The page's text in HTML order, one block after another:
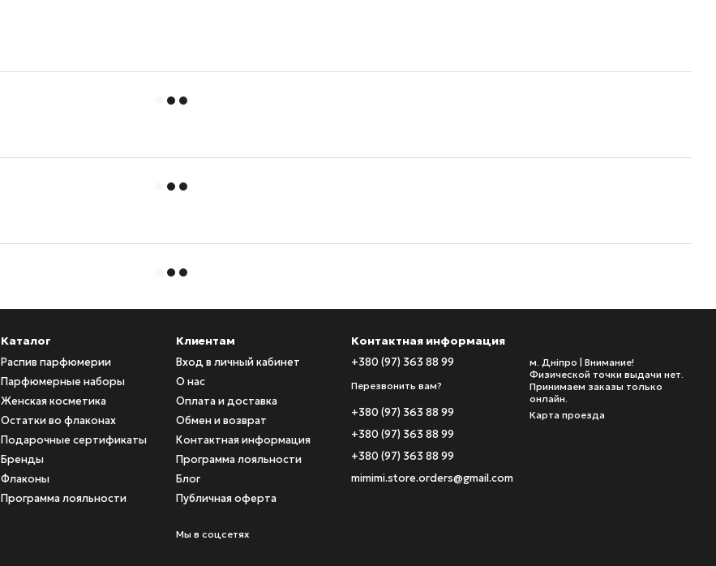
Каталог
Распив парфюмерии
Парфюмерные наборы
Женская косметика
Остатки во флаконах
Подарочные сертификаты
Бренды
Флаконы
Программа лояльности
Клиентам
Вход в личный кабинет
О нас
Оплата и доставка
Обмен и возврат
Контактная информация
Программа лояльности
Блог
Публичная оферта
Мы в соцсетях
Контактная информация
+380 (97) 363 88 99
Перезвонить вам?
+380 (97) 363 88 99
+380 (97) 363 88 99
+380 (97) 363 88 99
mimimi.store.orders@gmail.com
м. Дніпро | Внимание!
Физической точки выдачи нет.
Принимаем заказы только
онлайн.
Карта проезда